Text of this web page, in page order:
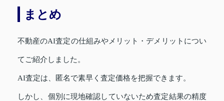
まとめ
不動産のAI査定の仕組みやメリット・デメリットについ
てご紹介しました。
AI査定は、匿名で素早く査定価格を把握できます。
しかし、個別に現地確認していないため査定結果の精度